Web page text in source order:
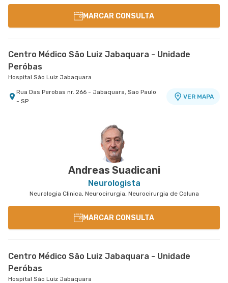
MARCAR CONSULTA
Centro Médico São Luiz Jabaquara - Unidade
Peróbas
Hospital São Luiz Jabaquara
Rua Das Perobas nr. 266 - Jabaquara, Sao Paulo
- SP
VER MAPA
Andreas Suadicani
Neurologista
Neurologia Clinica, Neurocirurgia, Neurocirurgia de Coluna
MARCAR CONSULTA
Centro Médico São Luiz Jabaquara - Unidade
Peróbas
Hospital São Luiz Jabaquara